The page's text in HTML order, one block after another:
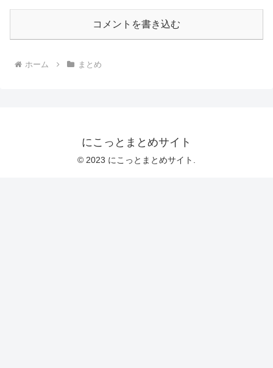
コメントを書き込む
ホーム まとめ
にこっとまとめサイト
© 2023 にこっとまとめサイト.